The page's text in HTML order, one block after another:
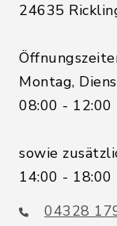
24635
Montag,
08:00 - 12:00
sowie
14:00 - 18:00
04328